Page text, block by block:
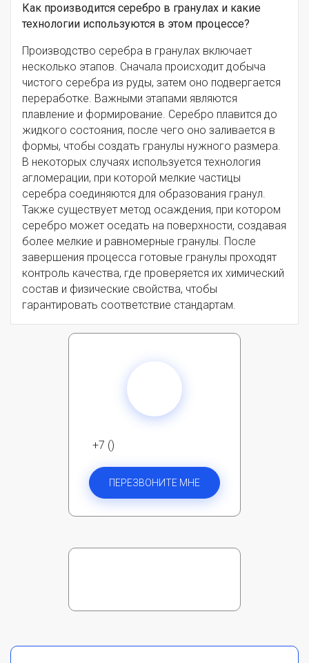
Как производится серебро в гранулах и какие
технологии используются в этом процессе?
Производство серебра в гранулах включает
несколько этапов. Сначала происходит добыча
чистого серебра из руды, затем оно подвергается
переработке. Важными этапами являются
плавление и формирование. Серебро плавится до
жидкого состояния, после чего оно заливается в
формы, чтобы создать гранулы нужного размера.
В некоторых случаях используется технология
агломерации, при которой мелкие частицы
серебра соединяются для образования гранул.
Также существует метод осаждения, при котором
серебро может оседать на поверхности, создавая
более мелкие и равномерные гранулы. После
завершения процесса готовые гранулы проходят
контроль качества, где проверяется их химический
состав и физические свойства, чтобы
гарантировать соответствие стандартам.
+7 ()
ПЕРЕЗВОНИТЕ МНЕ